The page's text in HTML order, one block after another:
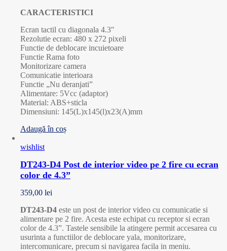
CARACTERISTICI
Ecran tactil cu diagonala 4.3″
Rezolutie ecran: 480 x 272 pixeli
Functie de deblocare incuietoare
Functie Rama foto
Monitorizare camera
Comunicatie interioara
Functie „Nu deranjati”
Alimentare: 5Vcc (adaptor)
Material: ABS+sticla
Dimensiuni: 145(L)x145(l)x23(A)mm
Adaugă în coș
wishlist
DT243-D4 Post de interior video pe 2 fire cu ecran
color de 4.3”
359,00 lei
DT243-D4 este un post de interior video cu comunicatie si
alimentare pe 2 fire. Acesta este echipat cu receptor si ecran
color de 4.3”. Tastele sensibile la atingere permit accesarea cu
usurinta a functiilor de deblocare yala, monitorizare,
intercomunicare, precum si navigarea facila in meniu.